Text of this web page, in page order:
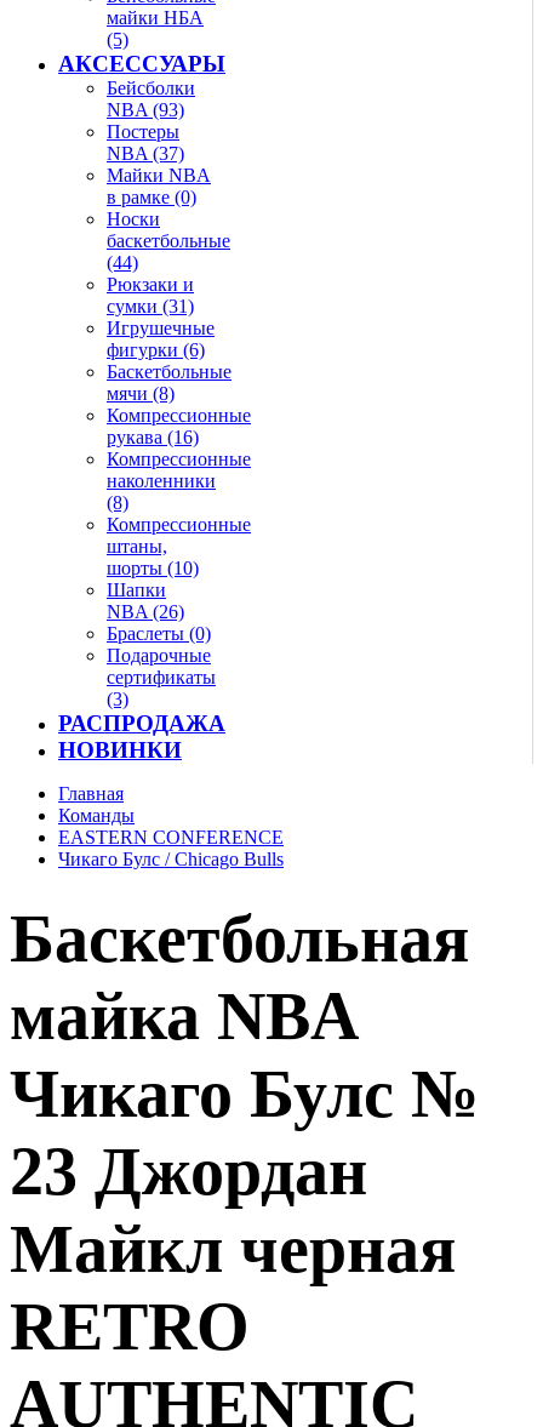
майки НБА
(5)
АКСЕССУАРЫ
Бейсболки
NBA (93)
Постеры
NBA (37)
Майки NBA
в рамке (0)
Носки
баскетбольные
(44)
Рюкзаки и
сумки (31)
Игрушечные
фигурки (6)
Баскетбольные
мячи (8)
Компрессионные
рукава (16)
Компрессионные
наколенники
(8)
Компрессионные
штаны,
шорты (10)
Шапки
NBA (26)
Браслеты (0)
Подарочные
сертификаты
(3)
РАСПРОДАЖА
НОВИНКИ
Главная
Команды
EASTERN CONFERENCE
Чикаго Булс / Chicago Bulls
Баскетбольная
майка NBA
Чикаго Булс №
23 Джордан
Майкл черная
RETRO
AUTHENTIC